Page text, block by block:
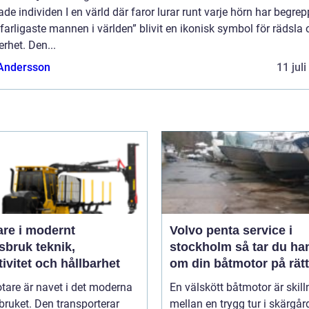
individen I en värld där faror lurar runt varje hörn har
mannen i världen” blivit en ikonisk symbol för rädsla
Den...
11 juli
i modernt
teknik,
och hållbarhet
är navet i det moderna
Den transporterar
Volvo penta service i
stockholm så tar du hand
om din båtmotor på
En välskött båtmotor är
mellan en trygg tur i